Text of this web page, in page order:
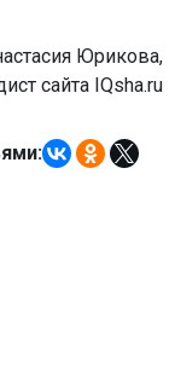
Юрикова,
сайта IQsha.ru